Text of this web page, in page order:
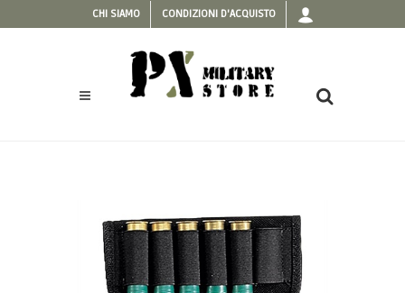
CHI SIAMO CONDIZIONI D'ACQUISTO